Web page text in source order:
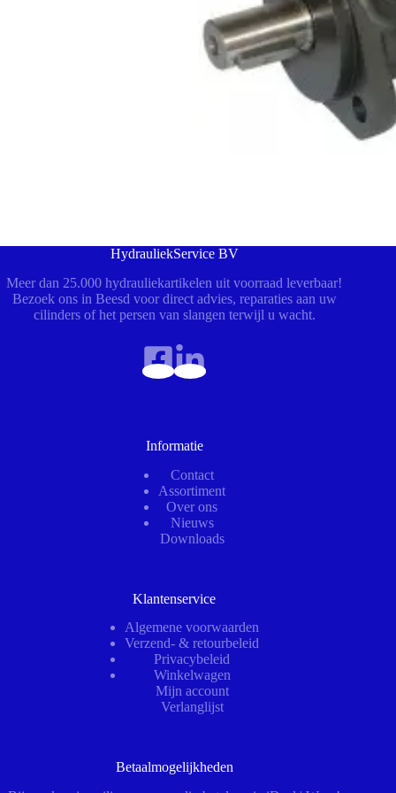
HydrauliekService BV
Meer dan 25.000 hydrauliekartikelen uit voorraad leverbaar!
Bezoek ons in Beesd voor direct advies, reparaties aan uw
cilinders of het persen van slangen terwijl u wacht.
Informatie
Contact
Assortiment
Over ons
Nieuws
Downloads
Klantenservice
Algemene voorwaarden
Verzend- & retourbeleid
Privacybeleid
Winkelwagen
Mijn account
Verlanglijst
Betaalmogelijkheden